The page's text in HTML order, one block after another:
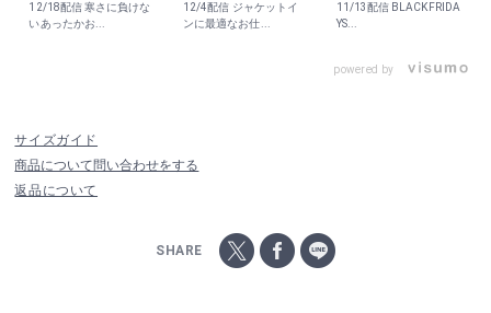
12/18配信 寒さに負けな
いあったかお...
12/4配信 ジャケットイ
ンに最適なお仕...
11/13配信 BLACKFRIDA
YS...
powered by
サイズガイド
商品について問い合わせをする
返品について
SHARE